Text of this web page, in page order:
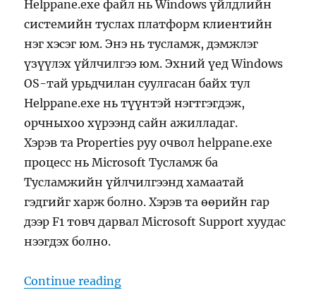
Helppane.exe файл нь Windows үйлдлийн
системийн туслах платформ клиентийн
нэг хэсэг юм. Энэ нь тусламж, дэмжлэг
үзүүлэх үйлчилгээ юм. Эхний үед Windows
OS-тай урьдчилан суулгасан байх тул
Helppane.exe нь түүнтэй нэгтгэгдэж,
орчныхоо хүрээнд сайн ажилладаг.
Хэрэв та Properties руу очвол helppane.exe
процесс нь Microsoft Тусламж ба
Тусламжийн үйлчилгээнд хамаатай
гэдгийг харж болно. Хэрэв та өөрийн гар
дээр F1 товч дарвал Microsoft Support хуудас
нээгдэх болно.
Continue reading“helppane.exe Microsoft-н